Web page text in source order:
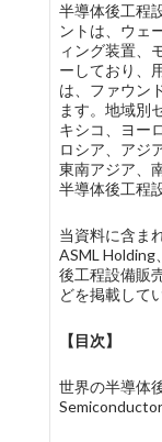
半導体後工程
ントは、ウェ
ィング装置、
ーしており、
は、ファウン
ます。地域別
キシコ、ヨー
ロシア、アジ
東南アジア、
半導体後工程
当資料に含ま
ASML
後工程設備販
どを掲載して
【目次】
世界の半導体